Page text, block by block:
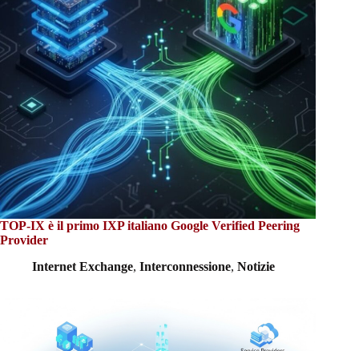
TOP-IX è il primo IXP italiano Google Verified Peering
Provider
Internet Exchange, Interconnessione, Notizie